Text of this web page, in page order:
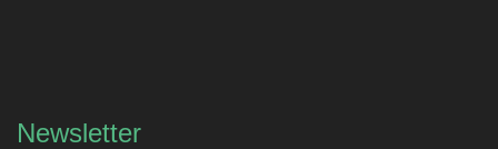
Newsletter